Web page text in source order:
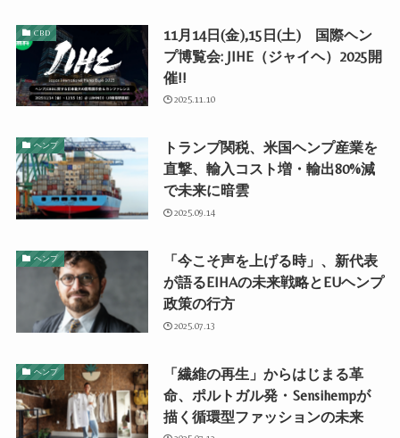
CBD
11月14日(金),15日(土) 国際ヘン
プ博覧会: JIHE（ジャイヘ）2025開
催!!
2025.11.10
ヘンプ
トランプ関税、米国ヘンプ産業を
直撃、輸入コスト増・輸出80%減
で未来に暗雲
2025.09.14
ヘンプ
「今こそ声を上げる時」、新代表
が語るEIHAの未来戦略とEUヘンプ
政策の行方
2025.07.13
ヘンプ
「繊維の再生」からはじまる革
命、ポルトガル発・Sensihempが
描く循環型ファッションの未来